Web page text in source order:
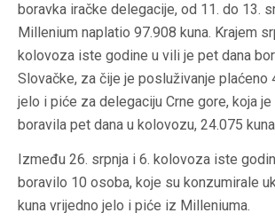
boravka iračke delegacije, od 11. do 13.
Millenium naplatio 97.908 kuna. Krajem
kolovoza iste godine u vili je pet dana
Slovačke, za čije je posluživanje plaćeno
jelo i piće za delegaciju Crne gore, koja
boravila pet dana u kolovozu, 24.075
Između 26. srpnja i 6. kolovoza iste
boravilo 10 osoba, koje su konzumirale
kuna vrijedno jelo i piće iz Milleniuma.